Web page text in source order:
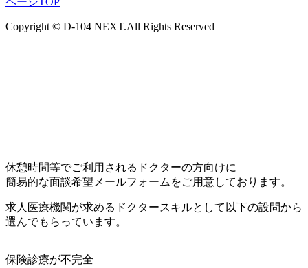
Copyright © D-104 NEXT.All Rights Reserved
休憩時間等でご利用されるドクターの方向けに
簡易的な面談希望メールフォームをご用意しております。
求人医療機関が求めるドクタースキルとして以下の設問から
選んでもらっています。
保険診療が不完全